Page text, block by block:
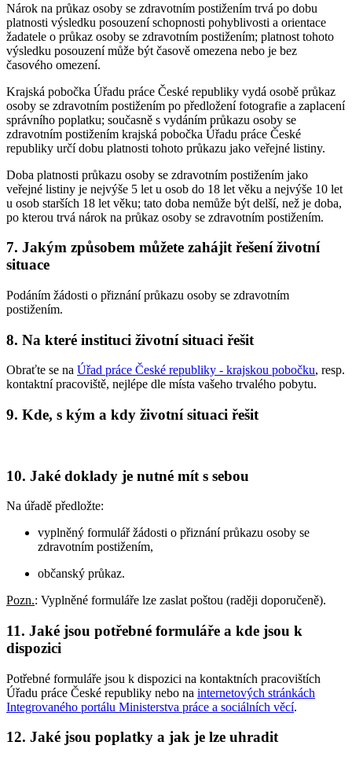
Nárok na průkaz osoby se zdravotním postižením trvá po dobu
platnosti výsledku posouzení schopnosti pohyblivosti a orientace
žadatele o průkaz osoby se zdravotním postižením; platnost tohoto
výsledku posouzení může být časově omezena nebo je bez
časového omezení.
Krajská pobočka Úřadu práce České republiky vydá osobě průkaz
osoby se zdravotním postižením po předložení fotografie a zaplacení
správního poplatku; současně s vydáním průkazu osoby se
zdravotním postižením krajská pobočka Úřadu práce České
republiky určí dobu platnosti tohoto průkazu jako veřejné listiny.
Doba platnosti průkazu osoby se zdravotním postižením jako
veřejné listiny je nejvýše 5 let u osob do 18 let věku a nejvýše 10 let
u osob starších 18 let věku; tato doba nemůže být delší, než je doba,
po kterou trvá nárok na průkaz osoby se zdravotním postižením.
7. Jakým způsobem můžete zahájit řešení životní
situace
Podáním žádosti o přiznání průkazu osoby se zdravotním
postižením.
8. Na které instituci životní situaci řešit
Obraťte se na Úřad práce České republiky - krajskou pobočku, resp.
kontaktní pracoviště, nejlépe dle místa vašeho trvalého pobytu.
9. Kde, s kým a kdy životní situaci řešit
10. Jaké doklady je nutné mít s sebou
Na úřadě předložte:
vyplněný formulář žádosti o přiznání průkazu osoby se
zdravotním postižením,
občanský průkaz.
Pozn.: Vyplněné formuláře lze zaslat poštou (raději doporučeně).
11. Jaké jsou potřebné formuláře a kde jsou k
dispozici
Potřebné formuláře jsou k dispozici na kontaktních pracovištích
Úřadu práce České republiky nebo na internetových stránkách
Integrovaného portálu Ministerstva práce a sociálních věcí.
12. Jaké jsou poplatky a jak je lze uhradit